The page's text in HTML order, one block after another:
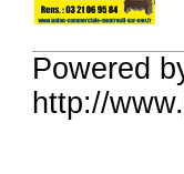
Powered
http://